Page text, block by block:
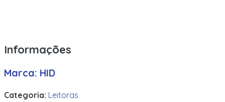
Leitor Acura Hexapad-10
Leitor Acura Hexapad-10 Barcode
Leitor Acura Impinj R-700
Informações
Marca: HID
Categoria: Leitoras